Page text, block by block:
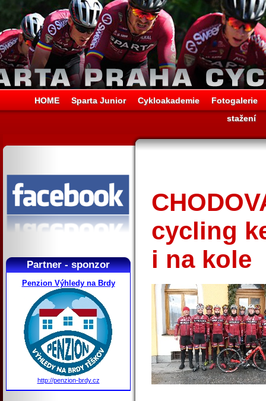
HOME Sparta Junior Cykloakademie
Fotogalerie
stažení
Partner - sponzor
Penzion Výhledy na Brdy
http://penzion-brdy.cz
cycling
i na kole